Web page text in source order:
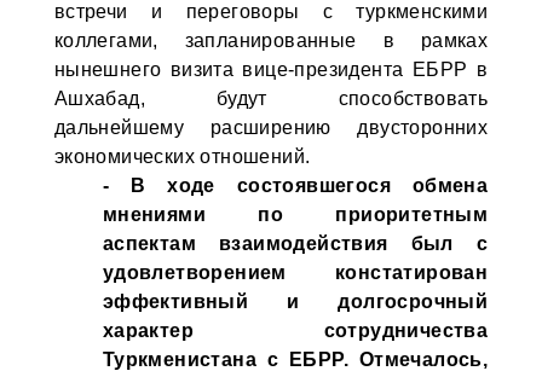
встречи и переговоры с туркменскими
коллегами, запланированные в рамках
нынешнего визита вице-президента ЕБРР в
Ашхабад, будут способствовать
дальнейшему расширению двусторонних
экономических отношений.
- В ходе состоявшегося обмена
мнениями по приоритетным
аспектам взаимодействия был с
удовлетворением констатирован
эффективный и долгосрочный
характер сотрудничества
Туркменистана с ЕБРР. Отмечалось,